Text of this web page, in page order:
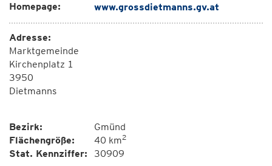
Homepage:
www.grossdietmanns.gv.at
Adresse:
Marktgemeinde
Kirchenplatz 1
3950
Dietmanns
Bezirk:
Gmünd
Flächengröße:
40 km2
Stat. Kennziffer: 30909